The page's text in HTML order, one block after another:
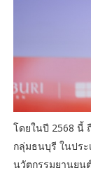
โดยในปี 2568 นี้
กลุ่มธนบุรี ในปร
นวัตกรรมยานยน